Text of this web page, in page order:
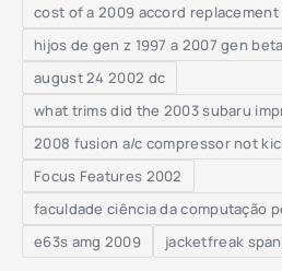
cost of a 2009 accord replacement
hijos de gen z 1997 a 2007 gen
august 24 2002 dc
what trims did the 2003 subaru
2008 fusion a/c compressor not
Focus Features 2002
faculdade ciência da computação
e63s amg 2009
jacketfreak